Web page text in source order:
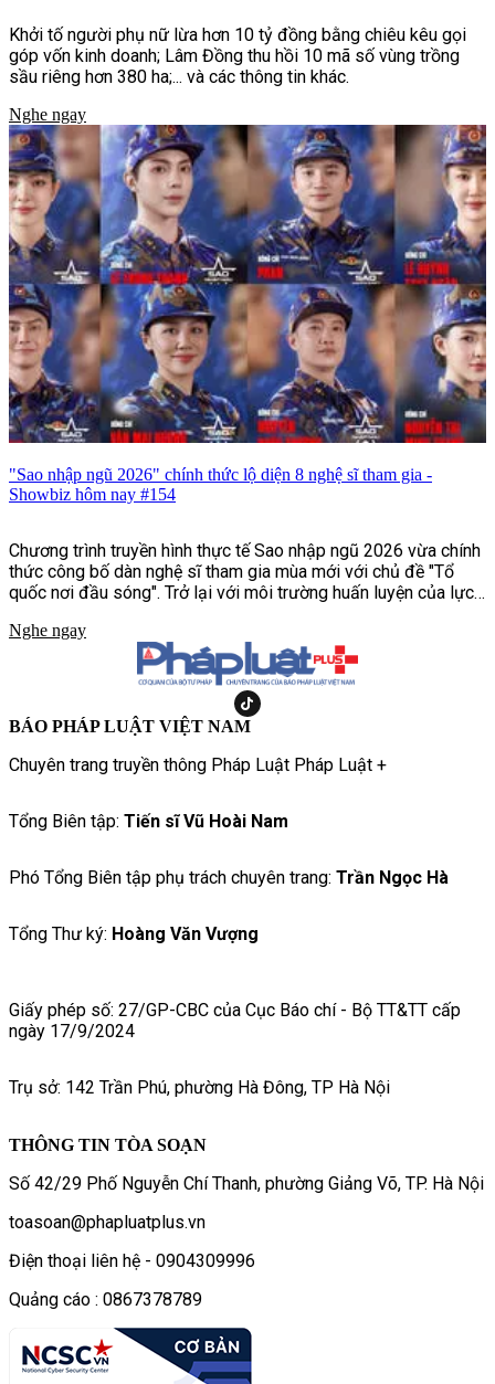
Khởi tố người phụ nữ lừa hơn 10 tỷ đồng bằng chiêu kêu gọi
góp vốn kinh doanh; Lâm Đồng thu hồi 10 mã số vùng trồng
sầu riêng hơn 380 ha;... và các thông tin khác.
Nghe ngay
"Sao nhập ngũ 2026" chính thức lộ diện 8 nghệ sĩ tham gia -
Showbiz hôm nay #154
Chương trình truyền hình thực tế Sao nhập ngũ 2026 vừa chính
thức công bố dàn nghệ sĩ tham gia mùa mới với chủ đề "Tổ
quốc nơi đầu sóng". Trở lại với môi trường huấn luyện của lực
những thử thách khắc nghiệt hơn, chân thực hơn, tái hiện cuộc
sống và quá trình rèn luyện của những người lính nơi đầu sóng
Nghe ngay
BÁO PHÁP LUẬT VIỆT NAM
Chuyên trang truyền thông Pháp Luật Pháp Luật +
Tổng Biên tập: Tiến sĩ Vũ Hoài Nam
Phó Tổng Biên tập phụ trách chuyên trang: Trần Ngọc Hà
Tổng Thư ký: Hoàng Văn Vượng
Giấy phép số: 27/GP-CBC của Cục Báo chí - Bộ TT&TT cấp
ngày 17/9/2024
Trụ sở: 142 Trần Phú, phường Hà Đông, TP Hà Nội
THÔNG TIN TÒA SOẠN
Số 42/29 Phố Nguyễn Chí Thanh, phường Giảng Võ, TP. Hà Nội
toasoan@phapluatplus.vn
Điện thoại liên hệ - 0904309996
Quảng cáo : 0867378789